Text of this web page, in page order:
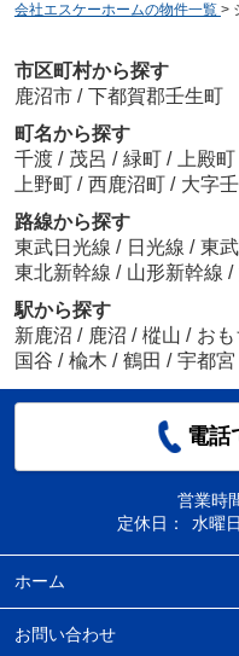
会社エスケーホームの物件一覧 >
市区町村から探す
鹿沼市 / 下都賀郡壬生町
町名から探す
千渡 / 茂呂 / 緑町 / 上殿町
上野町 / 西鹿沼町 / 大字
路線から探す
東武日光線 / 日光線 / 東
東北新幹線 / 山形新幹線 /
駅から探す
新鹿沼 / 鹿沼 / 樅山 / お
国谷 / 楡木 / 鶴田 / 宇都宮
電話
営業時
定休日：
水曜
ホーム
お問い合わせ